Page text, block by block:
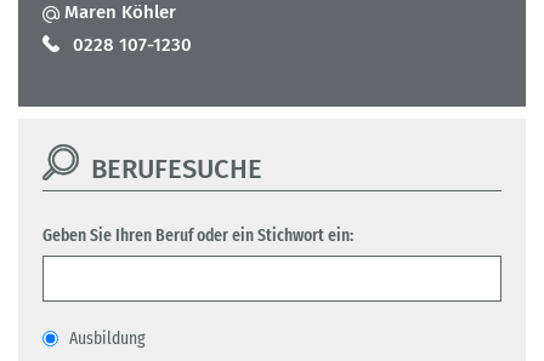
Maren Köhler
0228 107-1230
BERUFESUCHE
Geben Sie Ihren Beruf oder ein Stichwort ein:
Ausbildung